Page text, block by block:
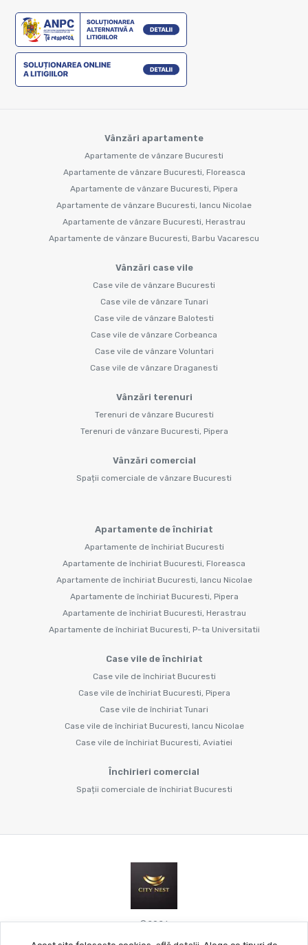
Vânzări apartamente
Apartamente de vânzare Bucuresti
Apartamente de vânzare Bucuresti, Floreasca
Apartamente de vânzare Bucuresti, Pipera
Apartamente de vânzare Bucuresti, Iancu Nicolae
Apartamente de vânzare Bucuresti, Herastrau
Apartamente de vânzare Bucuresti, Barbu Vacarescu
Vânzări case vile
Case vile de vânzare Bucuresti
Case vile de vânzare Tunari
Case vile de vânzare Balotesti
Case vile de vânzare Corbeanca
Case vile de vânzare Voluntari
Case vile de vânzare Draganesti
Vânzări terenuri
Terenuri de vânzare Bucuresti
Terenuri de vânzare Bucuresti, Pipera
Vânzări comercial
Spații comerciale de vânzare Bucuresti
Apartamente de închiriat
Apartamente de închiriat Bucuresti
Apartamente de închiriat Bucuresti, Floreasca
Apartamente de închiriat Bucuresti, Iancu Nicolae
Apartamente de închiriat Bucuresti, Pipera
Apartamente de închiriat Bucuresti, Herastrau
Apartamente de închiriat Bucuresti, P-ta Universitatii
Case vile de închiriat
Case vile de închiriat Bucuresti
Case vile de închiriat Bucuresti, Pipera
Case vile de închiriat Tunari
Case vile de închiriat Bucuresti, Iancu Nicolae
Case vile de închiriat Bucuresti, Aviatiei
Închirieri comercial
Spații comerciale de închiriat Bucuresti
©2026